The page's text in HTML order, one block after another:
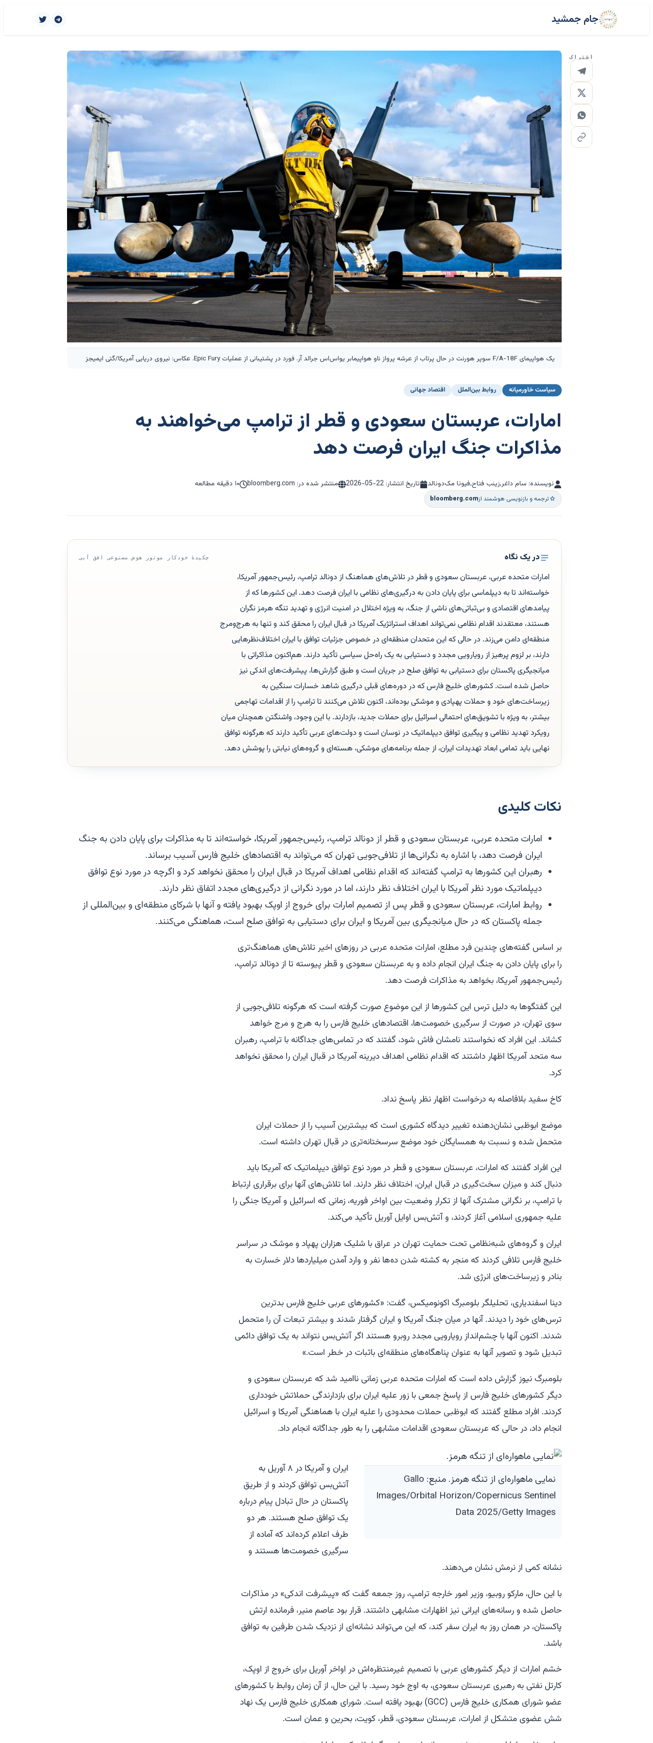
جام جمشید
اشتراک
یک هواپیمای F/A-18F سوپر هورنت در حال پرتاب از عرشه پرواز ناو هواپیمابر یواس‌اس جرالد آر. فورد در پشتیبانی از عملیات Epic Fury. عکاس: نیروی دریایی آمریکا/گتی ایمیجز
سیاست خاورمیانه روابط بین‌الملل اقتصاد جهانی
امارات، عربستان سعودی و قطر از ترامپ می‌خواهند به
مذاکرات جنگ ایران فرصت دهد
نویسنده: سام داغر,زینب فتاح,فیونا مک‌دونالد تاریخ انتشار: 2026-05-22 منتشر شده در: bloomberg.com ۱۰ دقیقه مطالعه
ترجمه و بازنویسی هوشمند ازbloomberg.com
در یک نگاه چکیدهٔ خودکار موتور هوش مصنوعی افق آبی
امارات متحده عربی، عربستان سعودی و قطر در تلاش‌های هماهنگ از دونالد ترامپ، رئیس‌جمهور آمریکا،
خواسته‌اند تا به دیپلماسی برای پایان دادن به درگیری‌های نظامی با ایران فرصت دهد. این کشورها که از
پیامدهای اقتصادی و بی‌ثباتی‌های ناشی از جنگ، به ویژه اختلال در امنیت انرژی و تهدید تنگه هرمز نگران
هستند، معتقدند اقدام نظامی نمی‌تواند اهداف استراتژیک آمریکا در قبال ایران را محقق کند و تنها به هرج‌ومرج
منطقه‌ای دامن می‌زند. در حالی که این متحدان منطقه‌ای در خصوص جزئیات توافق با ایران اختلاف‌نظرهایی
دارند، بر لزوم پرهیز از رویارویی مجدد و دستیابی به یک راه‌حل سیاسی تأکید دارند. هم‌اکنون مذاکراتی با
میانجیگری پاکستان برای دستیابی به توافق صلح در جریان است و طبق گزارش‌ها، پیشرفت‌های اندکی نیز
حاصل شده است. کشورهای خلیج فارس که در دوره‌های قبلی درگیری شاهد خسارات سنگین به
زیرساخت‌های خود و حملات پهپادی و موشکی بوده‌اند، اکنون تلاش می‌کنند تا ترامپ را از اقدامات تهاجمی
بیشتر، به ویژه با تشویق‌های احتمالی اسرائیل برای حملات جدید، بازدارند. با این وجود، واشنگتن همچنان میان
رویکرد تهدید نظامی و پیگیری توافق دیپلماتیک در نوسان است و دولت‌های عربی تأکید دارند که هرگونه توافق
نهایی باید تمامی ابعاد تهدیدات ایران، از جمله برنامه‌های موشکی، هسته‌ای و گروه‌های نیابتی را پوشش دهد.
نکات کلیدی
امارات متحده عربی، عربستان سعودی و قطر از دونالد ترامپ، رئیس‌جمهور آمریکا، خواسته‌اند تا به مذاکرات برای پایان دادن به جنگ
ایران فرصت دهد، با اشاره به نگرانی‌ها از تلافی‌جویی تهران که می‌تواند به اقتصادهای خلیج فارس آسیب برساند.
رهبران این کشورها به ترامپ گفته‌اند که اقدام نظامی اهداف آمریکا در قبال ایران را محقق نخواهد کرد و اگرچه در مورد نوع توافق
دیپلماتیک مورد نظر آمریکا با ایران اختلاف نظر دارند، اما در مورد نگرانی از درگیری‌های مجدد اتفاق نظر دارند.
روابط امارات، عربستان سعودی و قطر پس از تصمیم امارات برای خروج از اوپک بهبود یافته و آنها با شرکای منطقه‌ای و بین‌المللی از
جمله پاکستان که در حال میانجیگری بین آمریکا و ایران برای دستیابی به توافق صلح است، هماهنگی می‌کنند.
بر اساس گفته‌های چندین فرد مطلع، امارات متحده عربی در روزهای اخیر تلاش‌های هماهنگ‌تری
را برای پایان دادن به جنگ ایران انجام داده و به عربستان سعودی و قطر پیوسته تا از دونالد ترامپ،
رئیس‌جمهور آمریکا، بخواهد به مذاکرات فرصت دهد.
این گفتگوها به دلیل ترس این کشورها از این موضوع صورت گرفته است که هرگونه تلافی‌جویی از
سوی تهران، در صورت از سرگیری خصومت‌ها، اقتصادهای خلیج فارس را به هرج و مرج خواهد
کشاند. این افراد که نخواستند نامشان فاش شود، گفتند که در تماس‌های جداگانه با ترامپ، رهبران
سه متحد آمریکا اظهار داشتند که اقدام نظامی اهداف دیرینه آمریکا در قبال ایران را محقق نخواهد
کرد.
کاخ سفید بلافاصله به درخواست اظهار نظر پاسخ نداد.
موضع ابوظبی نشان‌دهنده تغییر دیدگاه کشوری است که بیشترین آسیب را از حملات ایران
متحمل شده و نسبت به همسایگان خود موضع سرسختانه‌تری در قبال تهران داشته است.
این افراد گفتند که امارات، عربستان سعودی و قطر در مورد نوع توافق دیپلماتیک که آمریکا باید
دنبال کند و میزان سخت‌گیری در قبال ایران، اختلاف نظر دارند. اما تلاش‌های آنها برای برقراری ارتباط
با ترامپ، بر نگرانی مشترک آنها از تکرار وضعیت بین اواخر فوریه، زمانی که اسرائیل و آمریکا جنگی را
علیه جمهوری اسلامی آغاز کردند، و آتش‌بس اوایل آوریل تأکید می‌کند.
ایران و گروه‌های شبه‌نظامی تحت حمایت تهران در عراق با شلیک هزاران پهپاد و موشک در سراسر
خلیج فارس تلافی کردند که منجر به کشته شدن ده‌ها نفر و وارد آمدن میلیاردها دلار خسارت به
بنادر و زیرساخت‌های انرژی شد.
دینا اسفندیاری، تحلیلگر بلومبرگ اکونومیکس، گفت: «کشورهای عربی خلیج فارس بدترین
ترس‌های خود را دیدند. آنها در میان جنگ آمریکا و ایران گرفتار شدند و بیشتر تبعات آن را متحمل
شدند. اکنون آنها با چشم‌انداز رویارویی مجدد روبرو هستند اگر آتش‌بس نتواند به یک توافق دائمی
تبدیل شود و تصویر آنها به عنوان پناهگاه‌های منطقه‌ای باثبات در خطر است.»
بلومبرگ نیوز گزارش داده است که امارات متحده عربی زمانی ناامید شد که عربستان سعودی و
دیگر کشورهای خلیج فارس از پاسخ جمعی با زور علیه ایران برای بازدارندگی حملاتش خودداری
کردند. افراد مطلع گفتند که ابوظبی حملات محدودی را علیه ایران با هماهنگی آمریکا و اسرائیل
انجام داد، در حالی که عربستان سعودی اقدامات مشابهی را به طور جداگانه انجام داد.
نمایی ماهواره‌ای از تنگه هرمز. منبع: Gallo
Images/Orbital Horizon/Copernicus Sentinel
Data 2025/Getty Images
ایران و آمریکا در ۸ آوریل به
آتش‌بس توافق کردند و از طریق
پاکستان در حال تبادل پیام درباره
یک توافق صلح هستند. هر دو
طرف اعلام کرده‌اند که آماده از
سرگیری خصومت‌ها هستند و
نشانه کمی از نرمش نشان می‌دهند.
با این حال، مارکو روبیو، وزیر امور خارجه ترامپ، روز جمعه گفت که «پیشرفت اندکی» در مذاکرات
حاصل شده و رسانه‌های ایرانی نیز اظهارات مشابهی داشتند. قرار بود عاصم منیر، فرمانده ارتش
پاکستان، در همان روز به ایران سفر کند، که این می‌تواند نشانه‌ای از نزدیک شدن طرفین به توافق
باشد.
خشم امارات از دیگر کشورهای عربی با تصمیم غیرمنتظره‌اش در اواخر آوریل برای خروج از اوپک،
کارتل نفتی به رهبری عربستان سعودی، به اوج خود رسید. با این حال، از آن زمان روابط با کشورهای
عضو شورای همکاری خلیج فارس (GCC) بهبود یافته است. شورای همکاری خلیج فارس یک نهاد
شش عضوی متشکل از امارات، عربستان سعودی، قطر، کویت، بحرین و عمان است.